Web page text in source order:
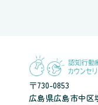
〒730-0853
広島県広島市中区